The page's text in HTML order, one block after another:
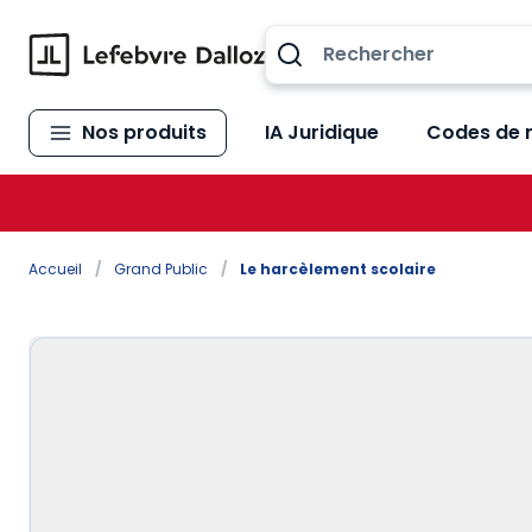
Nos produits IA Juridique Codes de
Accueil / Grand Public / Le harcèlement scolaire